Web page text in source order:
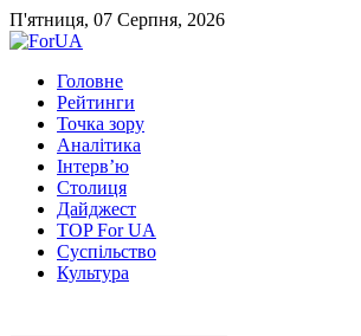
П'ятниця, 07 Серпня, 2026
Головне
Рейтинги
Точка зору
Аналітика
Інтерв’ю
Столиця
Дайджест
TOP For UA
Суспiльство
Культура